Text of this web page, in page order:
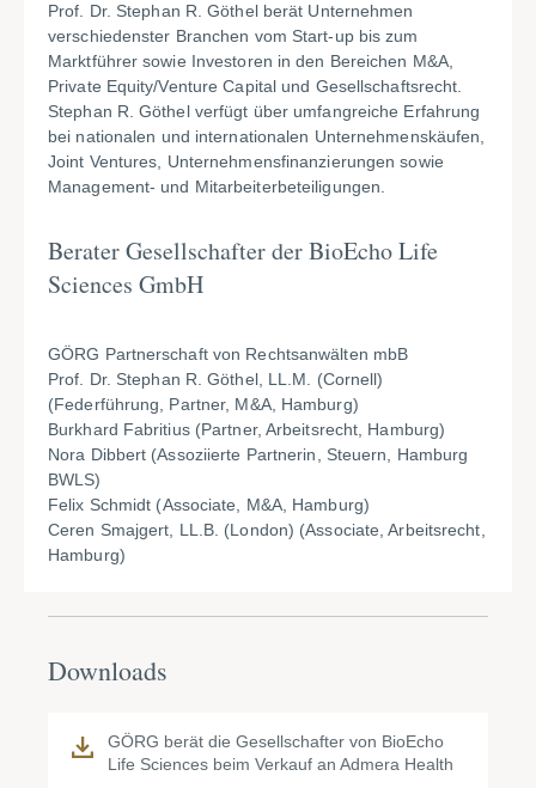
Prof. Dr. Stephan R. Göthel berät Unternehmen
verschiedenster Branchen vom Start-up bis zum
Marktführer sowie Investoren in den Bereichen M&A,
Private Equity/Venture Capital und Gesellschaftsrecht.
Stephan R. Göthel verfügt über umfangreiche Erfahrung
bei nationalen und internationalen Unternehmenskäufen,
Joint Ventures, Unternehmensfinanzierungen sowie
Management- und Mitarbeiterbeteiligungen.
Berater Gesellschafter der BioEcho Life
Sciences GmbH
GÖRG Partnerschaft von Rechtsanwälten mbB
Prof. Dr. Stephan R. Göthel, LL.M. (Cornell)
(Federführung, Partner, M&A, Hamburg)
Burkhard Fabritius (Partner, Arbeitsrecht, Hamburg)
Nora Dibbert (Assoziierte Partnerin, Steuern, Hamburg
BWLS)
Felix Schmidt (Associate, M&A, Hamburg)
Ceren Smajgert, LL.B. (London) (Associate, Arbeitsrecht,
Hamburg)
Downloads
GÖRG berät die Gesellschafter von BioEcho
Life Sciences beim Verkauf an Admera Health